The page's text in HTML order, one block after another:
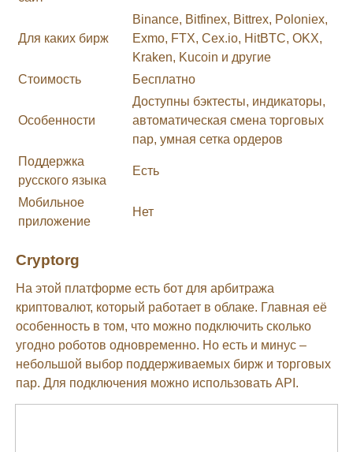
Для каких бирж
Binance, Bitfinex, Bittrex, Poloniex,
Exmo, FTX, Cex.io, HitBTC, OKX,
Kraken, Kucoin и другие
Стоимость
Бесплатно
Особенности
Доступны бэктесты, индикаторы,
автоматическая смена торговых
пар, умная сетка ордеров
Поддержка
русского языка
Есть
Мобильное
приложение
Нет
Cryptorg
На этой платформе есть бот для арбитража
криптовалют, который работает в облаке. Главная её
особенность в том, что можно подключить сколько
угодно роботов одновременно. Но есть и минус –
небольшой выбор поддерживаемых бирж и торговых
пар. Для подключения можно использовать API.